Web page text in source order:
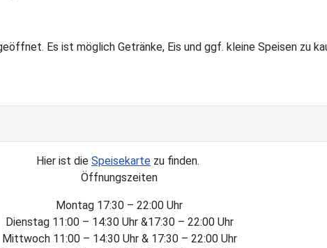
Es ist möglich Getränke, Eis und ggf. kleine Speisen zu
Hier ist die Speisekarte zu finden.
Öffnungszeiten
Montag 17:30 – 22:00 Uhr
Dienstag 11:00 – 14:30 Uhr &17:30 – 22:00 Uhr
Mittwoch 11:00 – 14:30 Uhr & 17:30 – 22:00 Uhr